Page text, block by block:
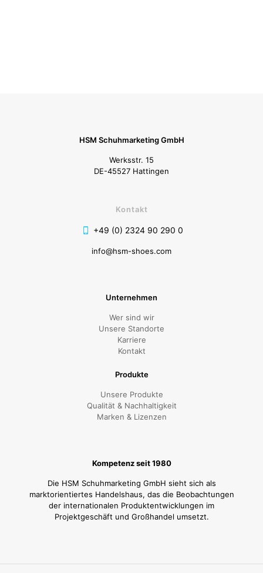
HSM Schuhmarketing GmbH
Werksstr. 15
DE-45527 Hattingen
Kontakt
+49 (0) 2324 90 290 0
info@hsm-shoes.com
Unternehmen
Wer sind wir
Unsere Standorte
Karriere
Kontakt
Produkte
Unsere Produkte
Qualität & Nachhaltigkeit
Marken & Lizenzen
Kompetenz seit 1980
Die HSM Schuhmarketing GmbH sieht sich als
marktorientiertes Handelshaus, das die Beobachtungen
der internationalen Produktentwicklungen im
Projektgeschäft und Großhandel umsetzt.